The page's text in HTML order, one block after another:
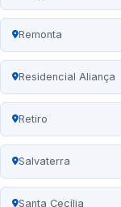
Remonta
Residencial Aliança
Retiro
Salvaterra
Santa Cecília